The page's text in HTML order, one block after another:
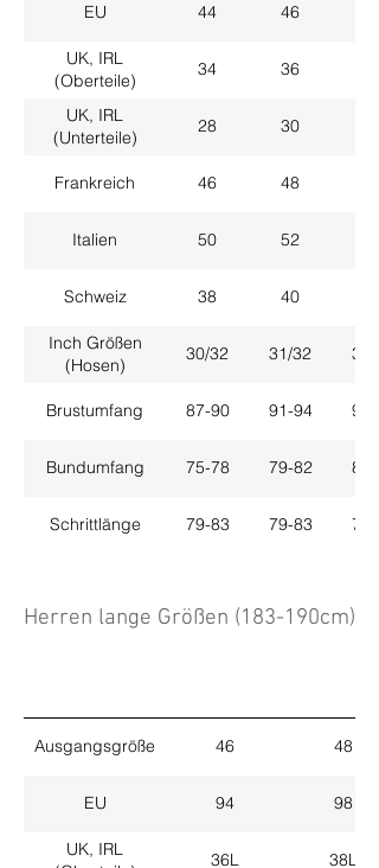
EU 44 46
UK, IRL
(Oberteile)
34 36
UK, IRL
(Unterteile)
28 30
Frankreich 46 48
Italien 50 52
Schweiz 38 40
Inch Größen
(Hosen)
30/32 31/32 33/
Brustumfang 87-90 91-94 95-
Bundumfang 75-78 79-82 83-
Schrittlänge 79-83 79-83 79-
Herren lange Größen (183-190cm)
Ausgangsgröße 46 48
EU 94 98
UK, IRL
36L 38L